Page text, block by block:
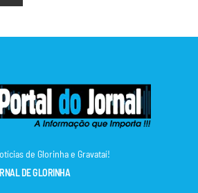
de Glorinha e Gravataí!
DE GLORINHA